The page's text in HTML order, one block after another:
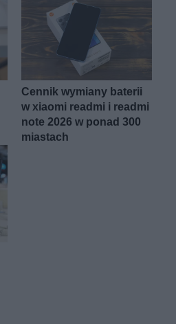
Cennik wymiany baterii
w xiaomi readmi i readmi
note 2026 w ponad 300
miastach